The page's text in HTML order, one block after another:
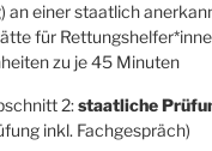
an einer staatlich
für
zu je 45 Minuten
2:staatliche
inkl. Fachgespräch)